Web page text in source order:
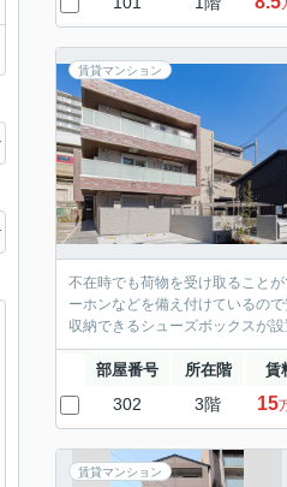
賃貸マンション
不在時でも荷物を受け取ること
ーホンなどを備え付けているの
収納できるシューズボックスが
部屋番号 所在階 賃
302 3階 15
賃貸マンション